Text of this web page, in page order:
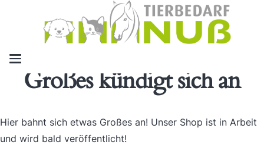
Großes kündigt sich an
Hier bahnt sich etwas Großes an! Unser Shop ist in Arbeit
und wird bald veröffentlicht!